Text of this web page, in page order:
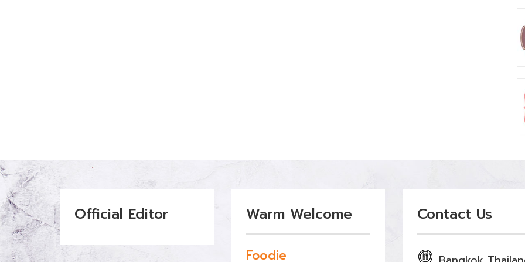
Official Editor Warm Welcome
Foodie
Contact Us